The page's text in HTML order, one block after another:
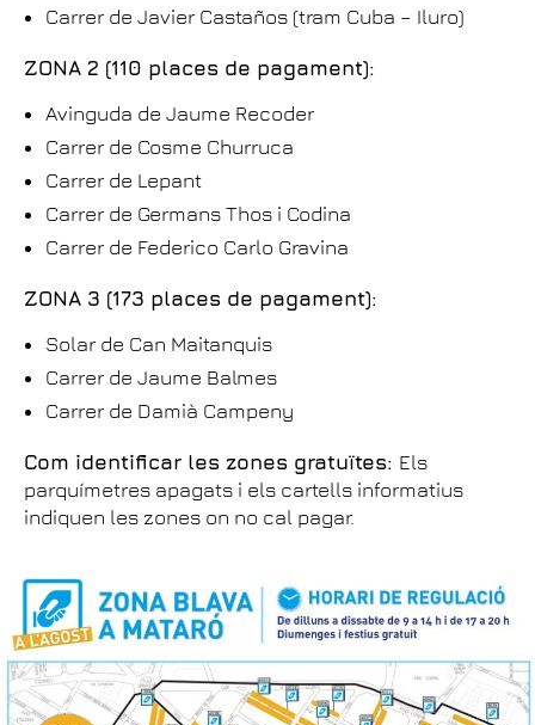
Carrer de Javier Castaños (tram Cuba – Iluro)
ZONA 2 (110 places de pagament):
Avinguda de Jaume Recoder
Carrer de Cosme Churruca
Carrer de Lepant
Carrer de Germans Thos i Codina
Carrer de Federico Carlo Gravina
ZONA 3 (173 places de pagament):
Solar de Can Maitanquis
Carrer de Jaume Balmes
Carrer de Damià Campeny
Com identificar les zones gratuïtes: Els
parquímetres apagats i els cartells informatius
indiquen les zones on no cal pagar.